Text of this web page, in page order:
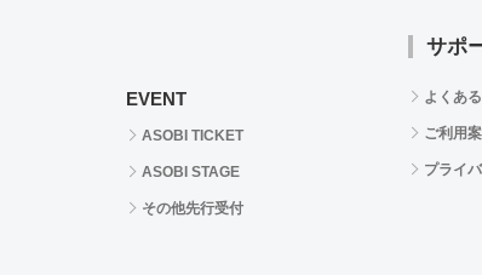
EVENT
ASOBI TICKET
ASOBI STAGE
その他先行受付
サポ
よくあ
ご利用
プライ